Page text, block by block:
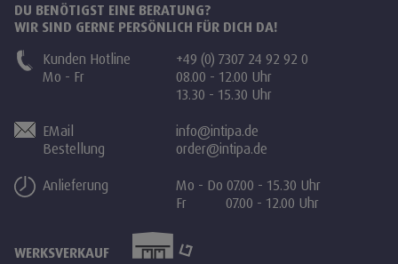
DU BENÖTIGST EINE BERATUNG?
WIR SIND GERNE PERSÖNLICH FÜR DICH DA!
Kunden Hotline
Mo - Fr
+49 (0) 7307 24 92 92 0
08.00 - 12.00 Uhr
13.30 - 15.30 Uhr
EMail
Bestellung
info@intipa.de
order@intipa.de
Anlieferung
Mo - Do 07.00 - 15.30 Uhr
Fr 07.00 - 12.00 Uhr
WERKSVERKAUF